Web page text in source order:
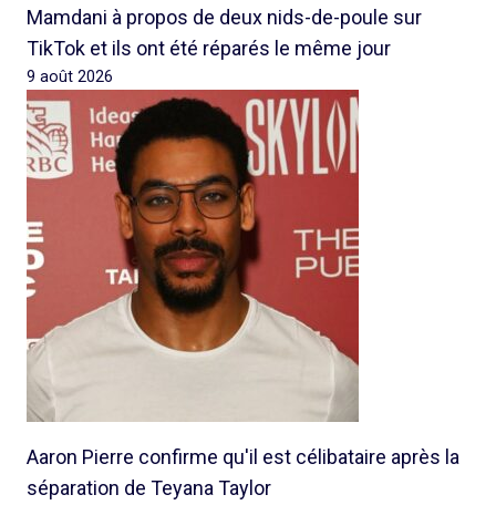
Mamdani à propos de deux nids-de-poule sur
TikTok et ils ont été réparés le même jour
9 août 2026
Aaron Pierre confirme qu'il est célibataire après la
séparation de Teyana Taylor